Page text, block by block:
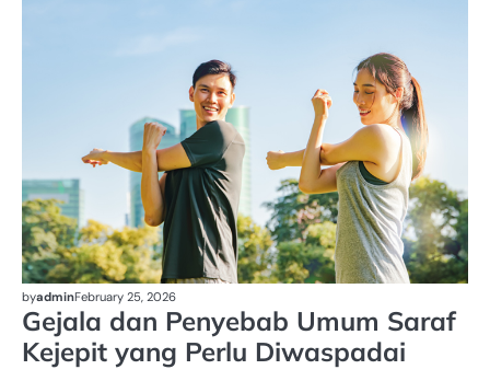
byadminFebruary 25, 2026
Gejala dan Penyebab Umum Saraf
Kejepit yang Perlu Diwaspadai